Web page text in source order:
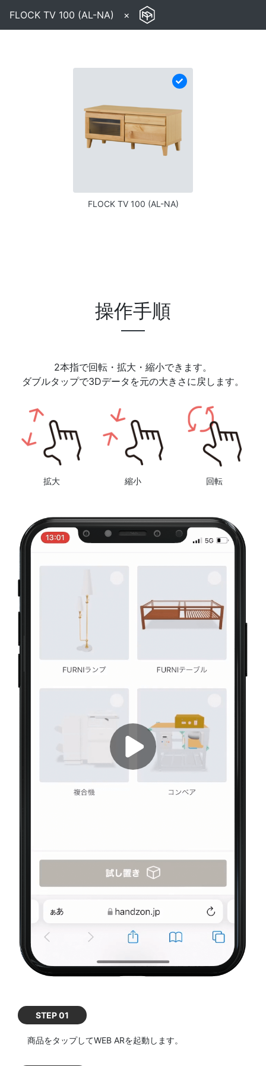
FLOCK TV 100 (AL-NA) ×
FLOCK TV 100 (AL-NA)
操作手順
2本指で回転・拡大・縮小できます。
ダブルタップで3Dデータを元の大きさに戻します。
拡大 縮小 回転
STEP 01
商品をタップしてWEB ARを起動します。